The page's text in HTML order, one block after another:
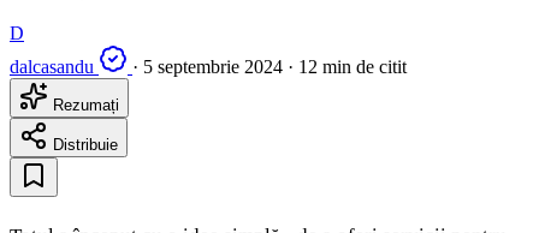
D
dalcasandu
· 5 septembrie 2024 · 12 min de citit
Rezumați
Distribuie